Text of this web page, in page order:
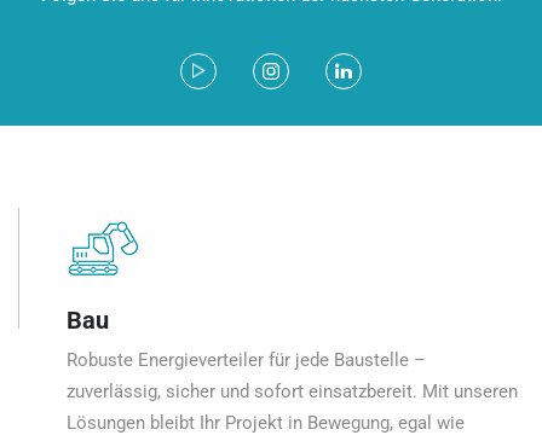
Bau
Robuste Energieverteiler für jede Baustelle –
zuverlässig, sicher und sofort einsatzbereit. Mit unseren
Lösungen bleibt Ihr Projekt in Bewegung, egal wie